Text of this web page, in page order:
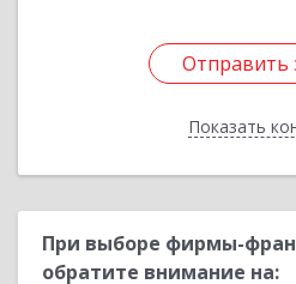
Отправить
Показать
Отправить
Назад
При выборе фирмы-
обратите внимание на: